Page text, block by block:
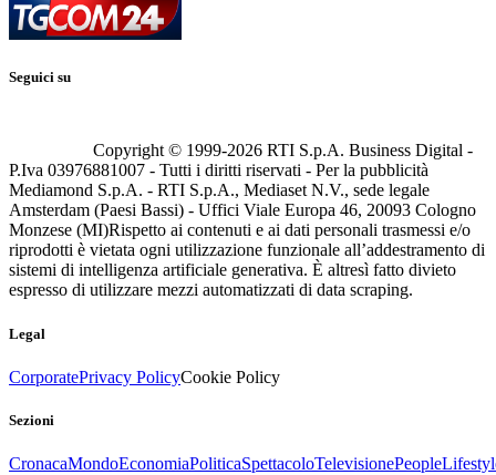
Seguici su
Copyright © 1999-2026 RTI S.p.A. Business Digital -
P.Iva 03976881007 - Tutti i diritti riservati - Per la pubblicità
Mediamond S.p.A. - RTI S.p.A., Mediaset N.V., sede legale
Amsterdam (Paesi Bassi) - Uffici Viale Europa 46, 20093 Cologno
Monzese (MI)Rispetto ai contenuti e ai dati personali trasmessi e/o
riprodotti è vietata ogni utilizzazione funzionale all’addestramento di
sistemi di intelligenza artificiale generativa. È altresì fatto divieto
espresso di utilizzare mezzi automatizzati di data scraping.
Legal
CorporatePrivacy PolicyCookie Policy
Sezioni
CronacaMondoEconomiaPoliticaSpettacoloTelevisionePeople